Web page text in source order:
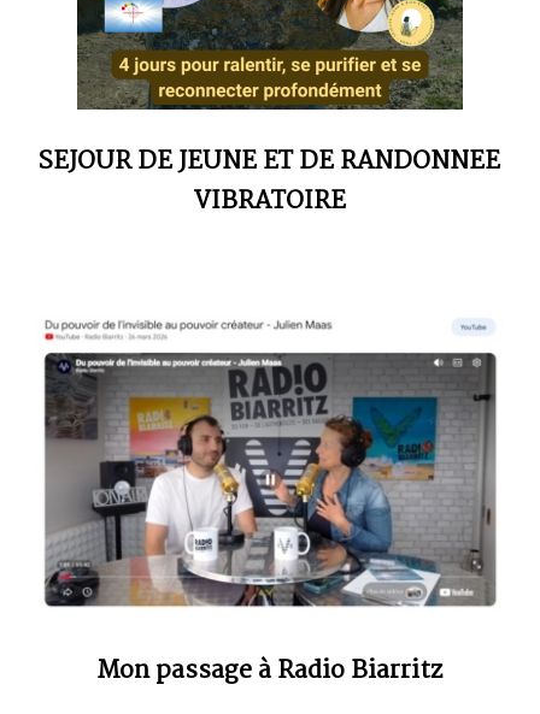
SEJOUR DE JEUNE ET DE RANDONNEE
VIBRATOIRE
Mon passage à Radio Biarritz